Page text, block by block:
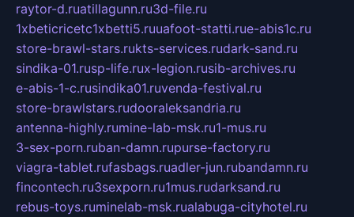
raytor-d.ruatillagunn.ru3d-file.ru
1xbeticricetc1xbetti5.ruuafoot-statti.rue-abis1c.ru
store-brawl-stars.rukts-services.rudark-sand.ru
sindika-01.rusp-life.rux-legion.rusib-archives.ru
e-abis-1-c.rusindika01.ruvenda-festival.ru
store-brawlstars.rudooraleksandria.ru
antenna-highly.rumine-lab-msk.ru1-mus.ru
3-sex-porn.ruban-damn.rupurse-factory.ru
viagra-tablet.rufasbags.ruadler-jun.rubandamn.ru
fincontech.ru3sexporn.ru1mus.rudarksand.ru
rebus-toys.ruminelab-msk.rualabuga-cityhotel.ru